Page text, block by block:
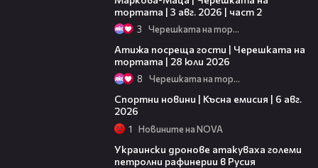
тортата | 3 авг. 2026 | част 2
3 Черешката на тортата
Атижа посреща гости | Черешката на
тортата | 28 юли 2026
8 Черешката на тортата
Спортни новини | Късна емисия | 6 авг.
2026
1 Новините на NOVA
Украински дронове атакуваха големи
петролни рафинерии в Русия